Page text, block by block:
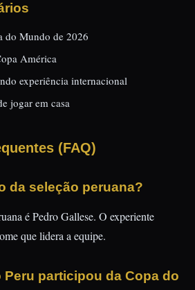
do Mundo de 2026
América
experiência internacional
jogar em casa
(FAQ)
da seleção peruana?
é Pedro Gallese. O experiente
que lidera a equipe.
Peru participou da Copa do